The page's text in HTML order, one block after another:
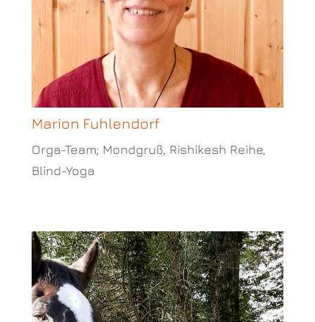
Marion Fuhlendorf
Orga-Team; Mondgruß, Rishikesh Reihe,
Blind-Yoga